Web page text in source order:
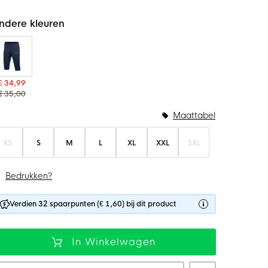
kleuren
34,99
35,00
XS S M L XL XXL 3XL
Maattabel
Bedrukken?
Verdien 32 spaarpunten (€ 1,60) bij dit product
In Winkelwagen